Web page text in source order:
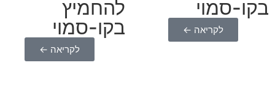
בקו-סמוי
לקריאה ←
להחמיץ
בקו-סמוי
לקריאה ←